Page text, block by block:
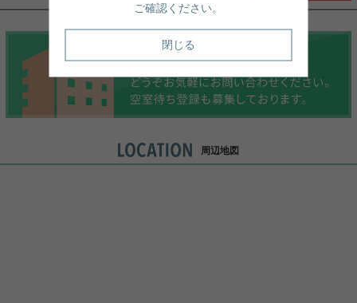
周辺地図
ご確認ください。
閉じる